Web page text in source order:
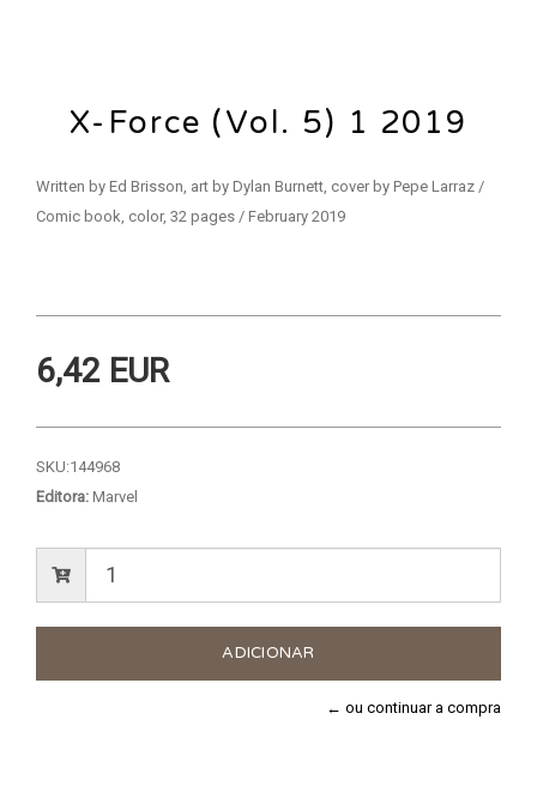
X-Force (Vol. 5) 1 2019
Written by Ed Brisson, art by Dylan Burnett, cover by Pepe Larraz /
Comic book, color, 32 pages / February 2019
6,42 EUR
SKU:144968
Editora: Marvel
← ou continuar a compra